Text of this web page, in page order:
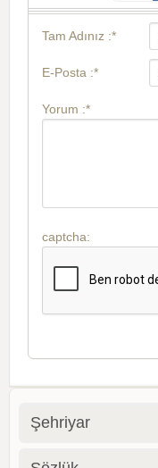
Tam Adınız :*
E-Posta :*
Yorum :*
captcha:
Şehriyar